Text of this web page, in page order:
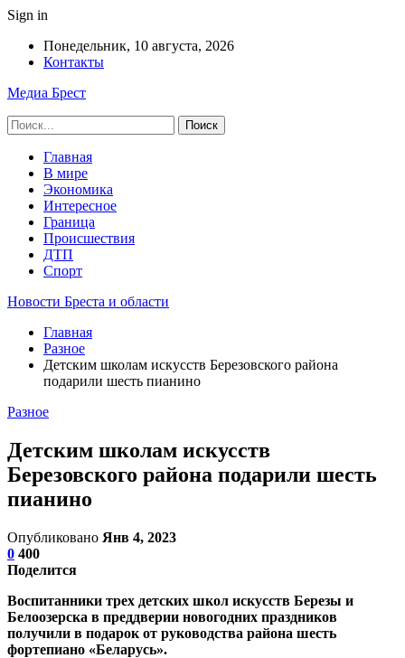
Sign in
Понедельник, 10 августа, 2026
Контакты
Медиа Брест
Главная
В мире
Экономика
Интересное
Граница
Происшествия
ДТП
Спорт
Новости Бреста и области
Главная
Разное
Детским школам искусств Березовского района
подарили шесть пианино
Разное
Детским школам искусств
Березовского района подарили шесть
пианино
Опубликовано Янв 4, 2023
0 400
Поделится
Воспитанники трех детских школ искусств Березы и
Белоозерска в преддверии новогодних праздников
получили в подарок от руководства района шесть
фортепиано «Беларусь».